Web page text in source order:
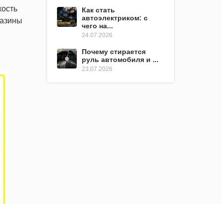
Как стать
автоэлектриком: с
чего на...
24.07.2026
Почему стирается
руль автомобиля и ...
23.07.2026